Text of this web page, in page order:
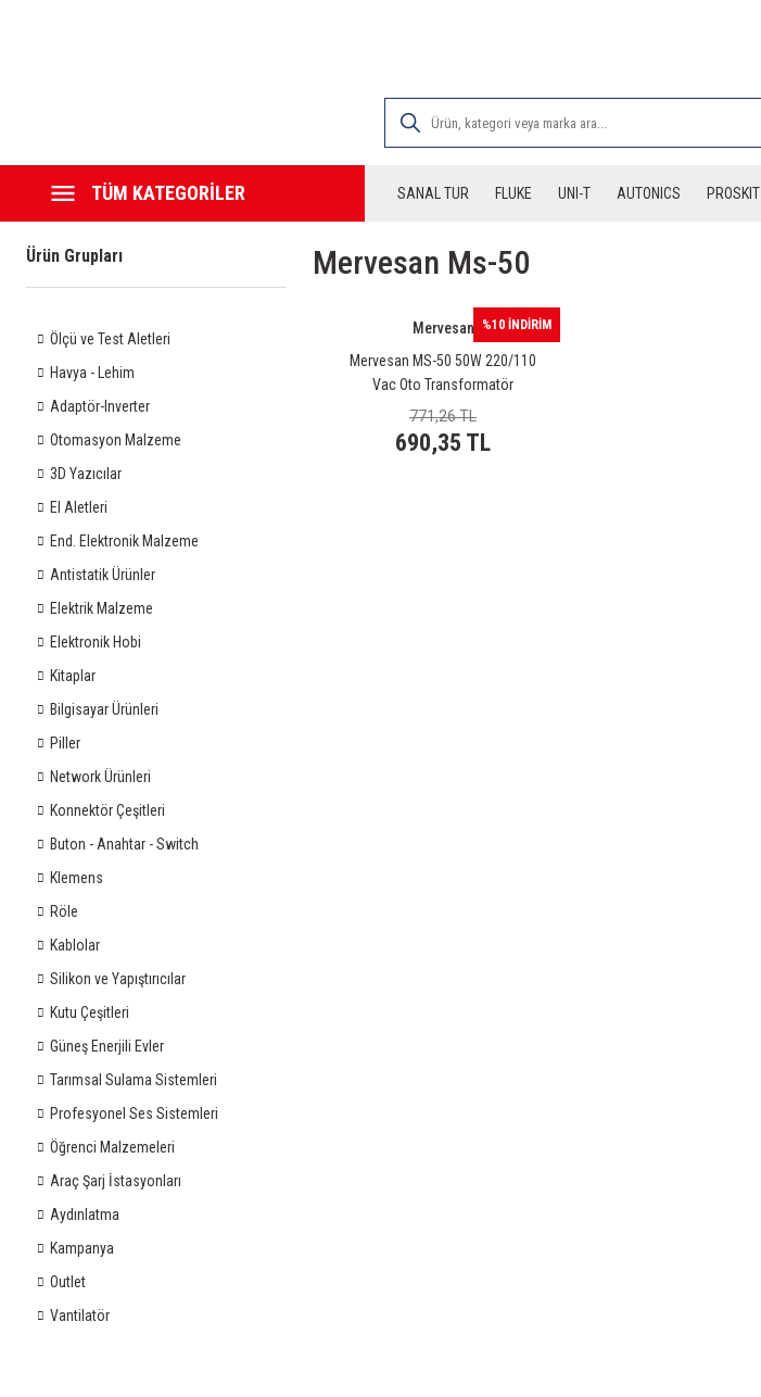
TÜM KATEGORİLER SANAL TUR FLUKE UNI-T AUTONICS PROSKIT
Ürün Grupları
Ölçü ve Test Aletleri
Havya - Lehim
Adaptör-Inverter
Otomasyon Malzeme
3D Yazıcılar
El Aletleri
End. Elektronik Malzeme
Antistatik Ürünler
Elektrik Malzeme
Elektronik Hobi
Kitaplar
Bilgisayar Ürünleri
Piller
Network Ürünleri
Konnektör Çeşitleri
Buton - Anahtar - Switch
Klemens
Röle
Kablolar
Silikon ve Yapıştırıcılar
Kutu Çeşitleri
Güneş Enerjili Evler
Tarımsal Sulama Sistemleri
Profesyonel Ses Sistemleri
Öğrenci Malzemeleri
Araç Şarj İstasyonları
Aydınlatma
Kampanya
Outlet
Vantilatör
Mervesan Ms-50
%10 İNDİRİM
Mervesan
Mervesan MS-50 50W 220/110
Vac Oto Transformatör
771,26 TL
690,35 TL